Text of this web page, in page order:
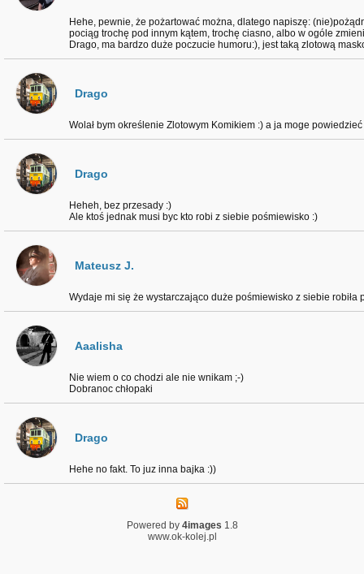
Hehe, pewnie, że pożartować można, dlatego napiszę:
pociąg trochę pod innym kątem, trochę ciasno, albo w ogóle
Drago, ma bardzo duże poczucie humoru:), jest taką zlotową
Drago
Wolał bym określenie Zlotowym Komikiem :) a ja moge
Drago
Heheh, bez przesady :)
Ale ktoś jednak musi byc kto robi z siebie pośmiewisko :)
Mateusz J.
Wydaje mi się że wystarczająco duże pośmiewisko z siebie robiła
Aaalisha
Nie wiem o co chodzi ale nie wnikam ;-)
Dobranoc chłopaki
Drago
Hehe no fakt. To juz inna bajka :))
Powered by 4images 1.8
www.ok-kolej.pl